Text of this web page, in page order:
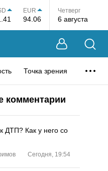
EUR
94.06
Четверг
6 августа
Точка зрения
комментарии
ДТП? Как у него со
Сегодня, 19:54